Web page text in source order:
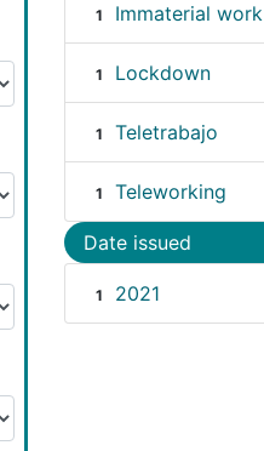
1 Immaterial work
1 Lockdown
1 Teletrabajo
1 Teleworking
Date issued
1 2021